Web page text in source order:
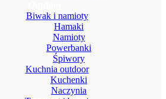
Biwak i namioty
Hamaki
Namioty
Powerbanki
Śpiwory
Kuchnia outdoor
Kuchenki
Naczynia